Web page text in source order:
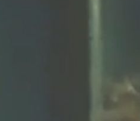
كل بيت.. شهرة مبكرة،
كما تبدو. بعض هؤلاء الصغار